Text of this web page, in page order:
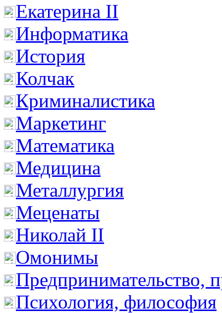
Екатерина II
Информатика
История
Колчак
Криминалистика
Маркетинг
Математика
Медицина
Металлургия
Меценаты
Николай II
Омонимы
Предпринимательство,
Психология, философия